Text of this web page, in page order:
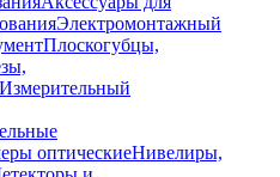
Электромонтажный
Плоскогубцы,
Измерительный
оптическиеНивелиры,